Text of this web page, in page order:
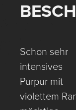
Schon sehr
intensives
Purpur mit
violettem